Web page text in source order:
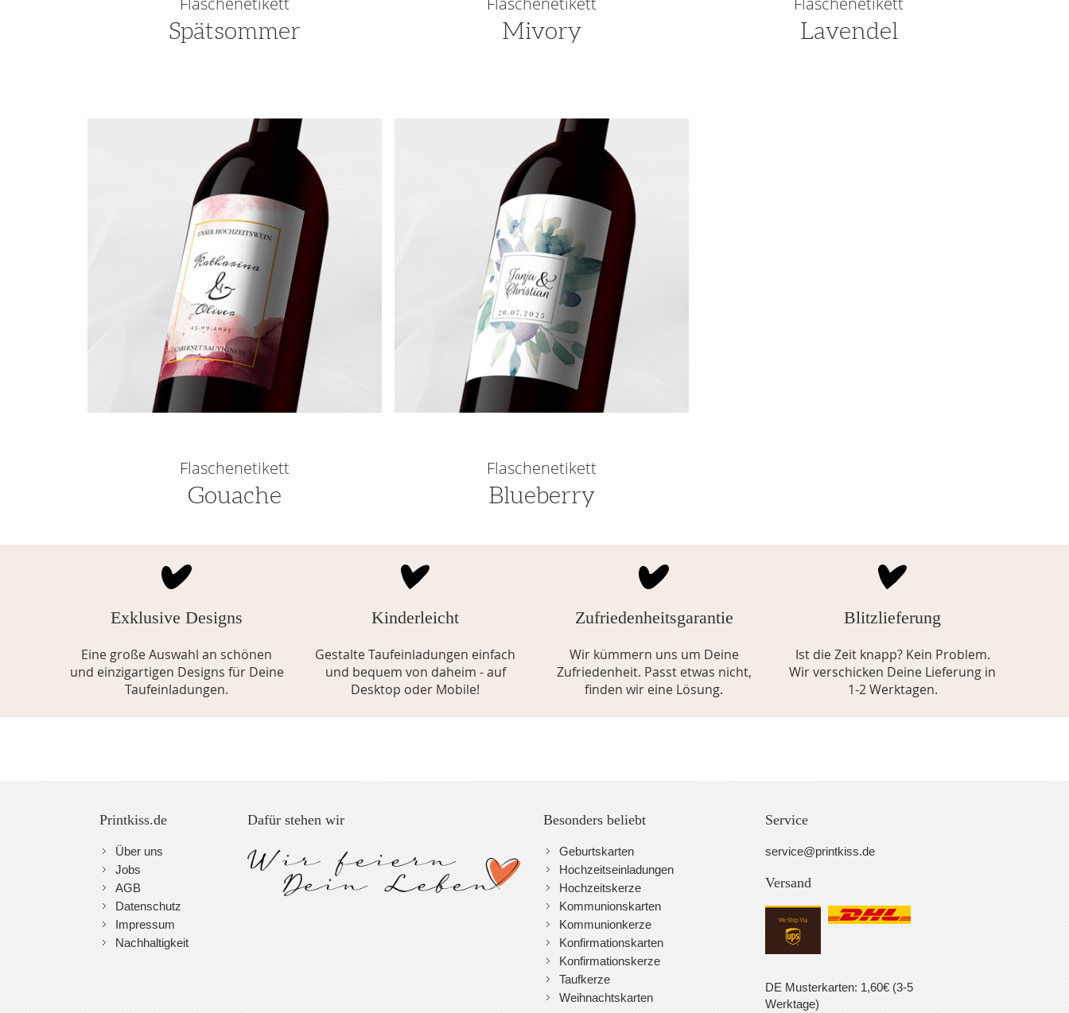
Spätsommer Mivory Lavendel
Flaschenetikett
Gouache
Flaschenetikett
Blueberry
Exklusive Designs
Eine große Auswahl an schönen
und einzigartigen Designs für Deine
Taufeinladungen.
Kinderleicht
Gestalte Taufeinladungen einfach
und bequem von daheim - auf
Desktop oder Mobile!
Zufriedenheitsgarantie
Wir kümmern uns um Deine
Zufriedenheit. Passt etwas nicht,
finden wir eine Lösung.
Blitzlieferung
Ist die Zeit knapp? Kein Problem.
Wir verschicken Deine Lieferung in
1-2 Werktagen.
Printkiss.de
Über uns
Jobs
AGB
Datenschutz
Impressum
Nachhaltigkeit
Dafür stehen wir Besonders beliebt
Geburtskarten
Hochzeitseinladungen
Hochzeitskerze
Kommunionskarten
Kommunionkerze
Konfirmationskarten
Konfirmationskerze
Taufkerze
Weihnachtskarten
Service
service@printkiss.de
Versand
DE Musterkarten: 1,60€ (3-5
Werktage)